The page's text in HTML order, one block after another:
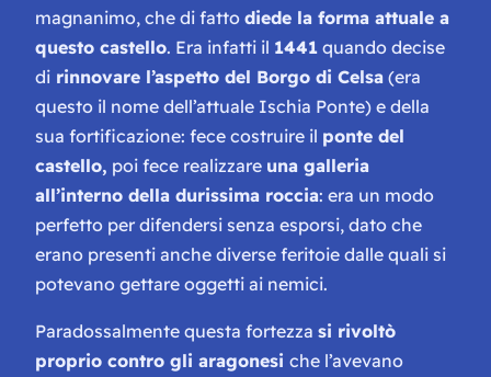
magnanimo, che di fatto diede la forma attuale a
questo castello. Era infatti il 1441 quando decise
di rinnovare l’aspetto del Borgo di Celsa (era
questo il nome dell’attuale Ischia Ponte) e della
sua fortificazione: fece costruire il ponte del
castello, poi fece realizzare una galleria
all’interno della durissima roccia: era un modo
perfetto per difendersi senza esporsi, dato che
erano presenti anche diverse feritoie dalle quali si
potevano gettare oggetti ai nemici.
Paradossalmente questa fortezza si rivoltò
proprio contro gli aragonesi che l’avevano